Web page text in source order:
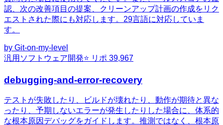
認、次の改善項目の提案、クリーンアップ計画の作成をリク
エストされた際にも対応します。29言語に対応していま
す。
by Git-on-my-level
汎用 ソフトウェア開発⭐ リポ 39,967
debugging-and-error-recovery
テストが失敗したり、ビルドが壊れたり、動作が期待と異な
ったり、予期しないエラーが発生したりした場合に、体系的
な根本原因デバッグをガイドします。推測ではなく、根本原